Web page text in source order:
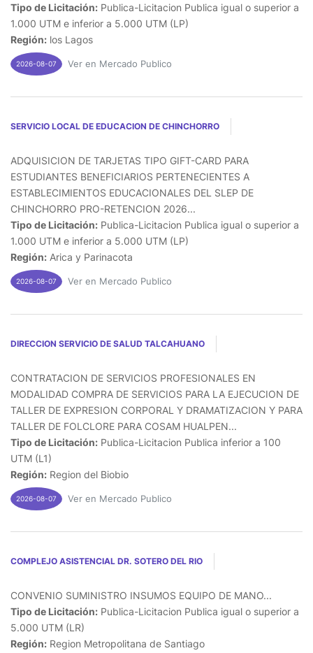
Tipo de Licitación: Publica-Licitacion Publica igual o superior a
1.000 UTM e inferior a 5.000 UTM (LP)
Región: los Lagos
2026-08-07 Ver en Mercado Publico
SERVICIO LOCAL DE EDUCACION DE CHINCHORRO
ADQUISICION DE TARJETAS TIPO GIFT-CARD PARA
ESTUDIANTES BENEFICIARIOS PERTENECIENTES A
ESTABLECIMIENTOS EDUCACIONALES DEL SLEP DE
CHINCHORRO PRO-RETENCION 2026...
Tipo de Licitación: Publica-Licitacion Publica igual o superior a
1.000 UTM e inferior a 5.000 UTM (LP)
Región: Arica y Parinacota
2026-08-07 Ver en Mercado Publico
DIRECCION SERVICIO DE SALUD TALCAHUANO
CONTRATACION DE SERVICIOS PROFESIONALES EN
MODALIDAD COMPRA DE SERVICIOS PARA LA EJECUCION DE
TALLER DE EXPRESION CORPORAL Y DRAMATIZACION Y PARA
TALLER DE FOLCLORE PARA COSAM HUALPEN...
Tipo de Licitación: Publica-Licitacion Publica inferior a 100
UTM (L1)
Región: Region del Biobio
2026-08-07 Ver en Mercado Publico
COMPLEJO ASISTENCIAL DR. SOTERO DEL RIO
CONVENIO SUMINISTRO INSUMOS EQUIPO DE MANO...
Tipo de Licitación: Publica-Licitacion Publica igual o superior a
5.000 UTM (LR)
Región: Region Metropolitana de Santiago